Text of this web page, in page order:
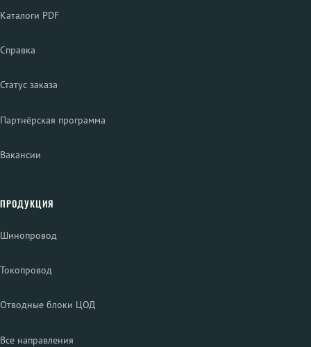
Каталоги PDF
Справка
Статус заказа
Партнёрская программа
Вакансии
ПРОДУКЦИЯ
Шинопровод
Токопровод
Отводные блоки ЦОД
Все направления